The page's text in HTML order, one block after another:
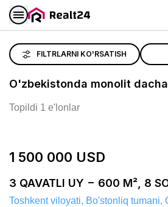
FILTRLARNI KO'RSATISH
O'zbekistonda monolit
Topildi 1 e'lonlar
1 500 000 USD
3 QAVATLI UY − 600 M², 8
Toshkent viloyati, Bo'stonliq tumani,